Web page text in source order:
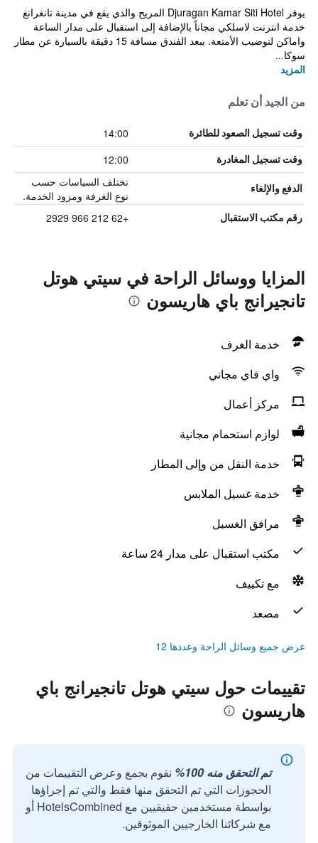
يوفر Djuragan Kamar Siti Hotel المريح والذي يقع في مدينة تانغرانغ
خدمة انترنت لاسلكي مجاناً بالإضافة إلى استقبال على مدار الساعة
واماكن لتوضيب الأمتعة. يبعد الفندق مسافة 15 دقيقة بالسيارة عن مطار
سوكا...
المزيد
من الجيد أن تعلم
وقت تسجيل الصعود للطائرة 14:00
وقت تسجيل المغادرة 12:00
الدفع والإلغاء
تختلف السياسات حسب
نوع الغرفة ومزود الخدمة.
رقم مكتب الاستقبال +62 212 966 2929
المزايا ووسائل الراحة في سيتي هوتل
تانجيرانج باي هاريسون
خدمة الغرف
واي فاي مجاني
مركز أعمال
لوازم استحمام مجانية
خدمة النقل من وإلى المطار
خدمة غسيل الملابس
مرافق الغسيل
مكتب استقبال على مدار 24 ساعة
مع تكييف
مصعد
عرض جميع وسائل الراحة وعددها 12
تقييمات حول سيتي هوتل تانجيرانج باي
هاريسون
تم التحقق منه 100%
نقوم بجمع وعرض التقييمات من
الحجوزات التي تم التحقق منها فقط والتي تم إجراؤها
بواسطة مستخدمين حقيقيين مع HotelsCombined أو
مع شركائنا الخارجيين الموثوقين.